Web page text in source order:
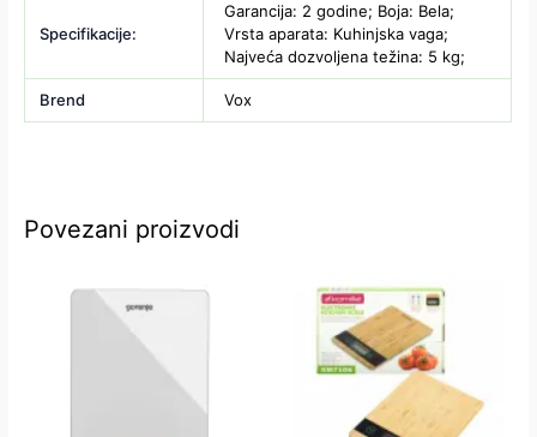
Specifikacije:
Garancija: 2 godine; Boja: Bela;
Vrsta aparata: Kuhinjska vaga;
Najveća dozvoljena težina: 5 kg;
Brend Vox
Povezani proizvodi